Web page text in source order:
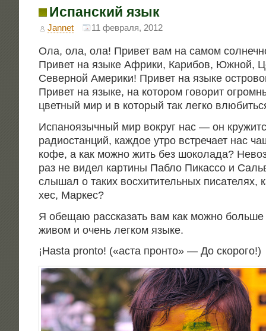
Испанский язык
Jannet 11 февраля, 2012
Ола, ола, ола! При­вет вам на самом
При­вет на язы­ке Афри­ки, Кари­бов, Южной,
Север­ной Аме­ри­ки! При­вет на язы­ке
При­вет на язы­ке, на кото­ром гово­рит
цвет­ный мир и в кото­рый так лег­ко
Испа­но­языч­ный мир вокруг нас — он
радио­стан­ций, каж­дое утро встре­ча­ет нас
кофе, а как мож­но жить без шоко­ла­да?
раз не видел кар­ти­ны Паб­ло Пикассо и
слы­шал о таких вос­хи­ти­тель­ных писа­те­лях,
хес, Маркес?
Я обе­щаю рас­ска­зать вам как мож­но боль­ше
живом и очень лег­ком языке.
¡Hasta pronto! («аста прон­то» — До скорого!)